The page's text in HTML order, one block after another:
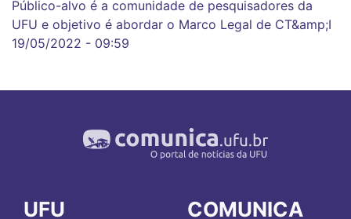
Público-alvo é a comunidade de pesquisadores da
UFU e objetivo é abordar o Marco Legal de CT&amp;I
19/05/2022 - 09:59
UFU COMUNICA